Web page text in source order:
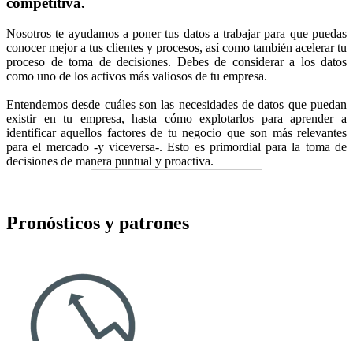
Nosotros te ayudamos a poner tus datos a trabajar para que puedas
conocer mejor a tus clientes y procesos, así como también acelerar tu
proceso de toma de decisiones. Debes de considerar a los datos
como uno de los activos más valiosos de tu empresa.
Entendemos desde cuáles son las necesidades de datos que puedan
existir en tu empresa, hasta cómo explotarlos para aprender a
identificar aquellos factores de tu negocio que son más relevantes
para el mercado -y viceversa-. Esto es primordial para la toma de
decisiones de manera puntual y proactiva.
Pronósticos y patrones